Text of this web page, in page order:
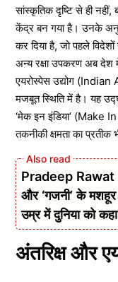
सांस्कृतिक दृष्टि से ही नहीं,
केंद्र बन गया है। उनके
कर दिया है, जो पहले
अन्य रक्षा उपकरण अब देश में
एयरोस्पेस उद्योग
मजबूत स्थिति में है। यह
‘मेक इन इंडिया’ (Make
तकनीकी क्षमता का प्रतीक
Pradeep Rawat
और ‘गजनी’ के मशहूर
उम्र में दुनिया को
अंतरिक्ष और